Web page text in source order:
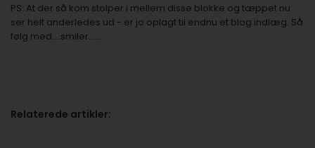
PS: At der så kom stolper i mellem disse blokke og tæppet nu
ser helt anderledes ud - er jo oplagt til endnu et blog indlæg. Så
følg med....smiler......
Relaterede artikler: